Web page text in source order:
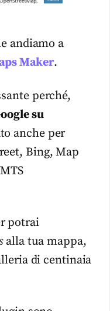
andiamo a
Maker.
perché,
su
anche per
Bing, Map
potrai
alla tua mappa,
di centinaia